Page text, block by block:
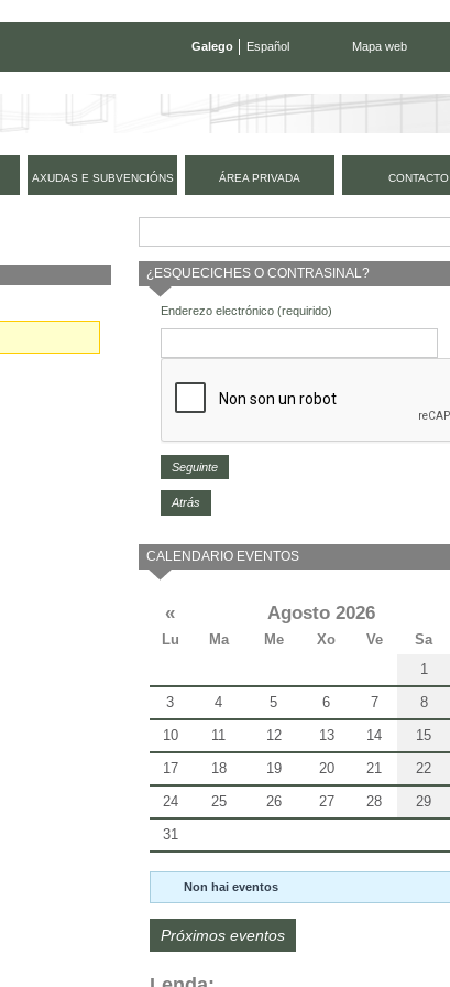
Galego Español Mapa web
AXUDAS E SUBVENCIÓNS ÁREA PRIVADA CONTACTO
¿ESQUECICHES O CONTRASINAL?
Enderezo electrónico (requirido)
Atrás
CALENDARIO EVENTOS
« Agosto 2026
Lu Ma Me Xo Ve Sa
1
3
4 5 6 7 8
10
11 12 13 14 15
17
18 19 20 21 22
24
25 26 27 28 29
31
Non hai eventos
Próximos eventos